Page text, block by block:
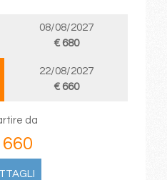
08/08/2027
€ 680
22/08/2027
€ 660
da